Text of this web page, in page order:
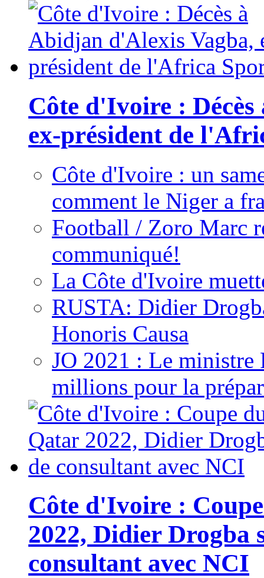
Côte d'Ivoire :
ex-président de
Côte d'Ivoire : un
comment le Niger a
Football / Zoro Marc
communiqué!
La Côte d'Ivoire
RUSTA: Didier
Honoris Causa
JO 2021 : Le ministre
millions pour la
Côte d'Ivoire :
2022, Didier Drogba
consultant avec NCI